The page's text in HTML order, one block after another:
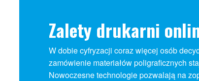
Zalety drukarni
W dobie cyfryzacji coraz więcej osób
zamówienie materiałów poligraficznych
Nowoczesne technologie pozwalają na